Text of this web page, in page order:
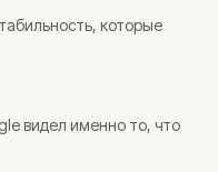
которые
видел именно то, что